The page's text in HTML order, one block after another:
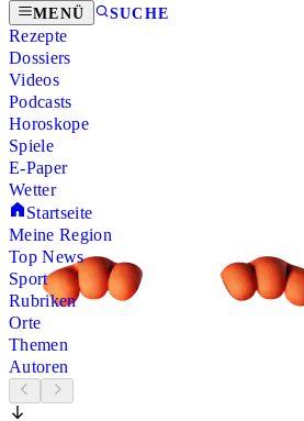
MENÜ SUCHE
Rezepte
Dossiers
Videos
Podcasts
Horoskope
Spiele
E-Paper
Wetter
Startseite
Meine Region
Top News
Sport
Rubriken
Orte
Themen
Autoren